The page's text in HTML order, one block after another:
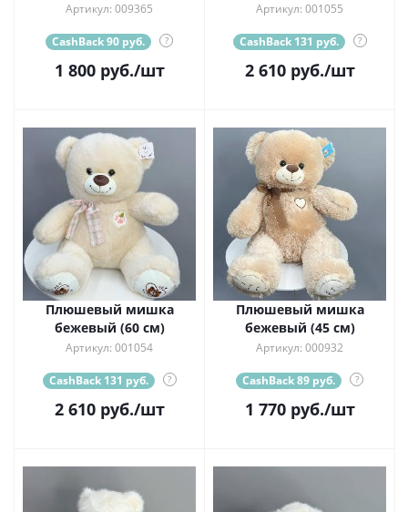
Артикул: 009365
CashBack 90 руб. ?
1 800руб./шт
Артикул: 001055
CashBack 131 руб. ?
2 610руб./шт
Плюшевый мишка
бежевый (60 см)
Артикул: 001054
CashBack 131 руб. ?
2 610руб./шт
Плюшевый мишка
бежевый (45 см)
Артикул: 000932
CashBack 89 руб. ?
1 770руб./шт